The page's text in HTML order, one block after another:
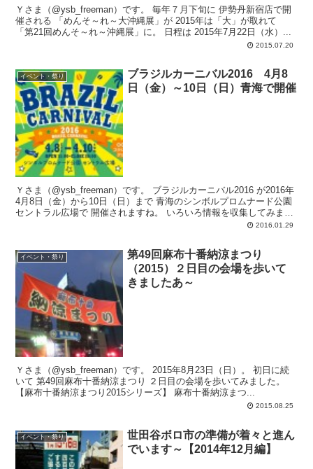
Ｙさま（@ysb_freeman）です。 毎年７月下旬に 伊勢丹新宿店で開
催される 「めんそ～れ～大沖縄展」が 2015年は「大」が取れて
「第21回めんそ～れ～沖縄展」に。 日程は 2015年7月22日（水）...
2015.07.20
イベント・祭り
ブラジルカーニバル2016 4月8
日（金）～10日（日）青海で開催
Ｙさま（@ysb_freeman）です。 ブラジルカーニバル2016 が2016年
4月8日（金）から10日（日）まで 青海のシンボルプロムナード公園
セントラル広場で 開催されますね。 いろいろ情報を収集してみまし
2016.01.29
イベント・祭り
第49回麻布十番納涼まつり
（2015）２日目の会場を歩いて
きましたあ～
Ｙさま（@ysb_freeman）です。 2015年8月23日（日）。 初日に続
いて 第49回麻布十番納涼まつり ２日目の会場を歩いてみました。
【麻布十番納涼まつり2015シリーズ】 麻布十番納涼まつ...
2015.08.25
イベント・祭り
世田谷ボロ市の準備が着々と進ん
でいます～【2014年12月編】